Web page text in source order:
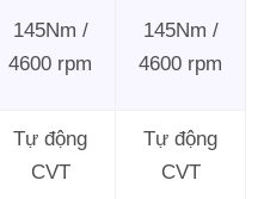
145Nm /
4600 rpm
145Nm /
4600 rpm
Tự động
CVT
Tự động
CVT